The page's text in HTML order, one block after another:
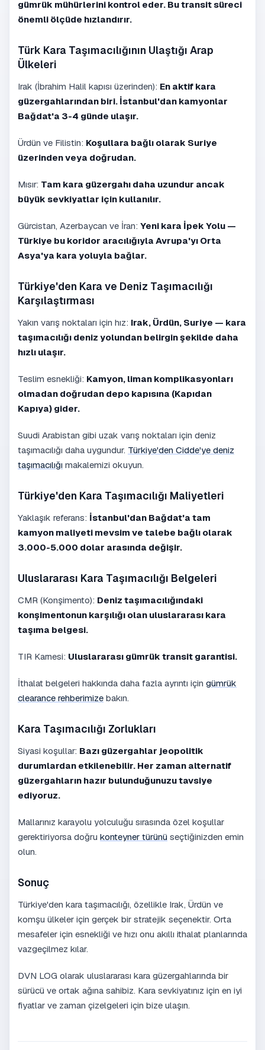
gümrük mühürlerini kontrol eder. Bu transit süreci
önemli ölçüde hızlandırır.
Türk Kara Taşımacılığının Ulaştığı Arap
Ülkeleri
Irak (İbrahim Halil kapısı üzerinden): En aktif kara
güzergahlarından biri. İstanbul'dan kamyonlar
Bağdat'a 3-4 günde ulaşır.
Ürdün ve Filistin: Koşullara bağlı olarak Suriye
üzerinden veya doğrudan.
Mısır: Tam kara güzergahı daha uzundur ancak
büyük sevkiyatlar için kullanılır.
Gürcistan, Azerbaycan ve İran: Yeni kara İpek Yolu —
Türkiye bu koridor aracılığıyla Avrupa'yı Orta
Asya'ya kara yoluyla bağlar.
Türkiye'den Kara ve Deniz Taşımacılığı
Karşılaştırması
Yakın varış noktaları için hız: Irak, Ürdün, Suriye — kara
taşımacılığı deniz yolundan belirgin şekilde daha
hızlı ulaşır.
Teslim esnekliği: Kamyon, liman komplikasyonları
olmadan doğrudan depo kapısına (Kapıdan
Kapıya) gider.
Suudi Arabistan gibi uzak varış noktaları için deniz
taşımacılığı daha uygundur. Türkiye'den Cidde'ye deniz
taşımacılığı makalemizi okuyun.
Türkiye'den Kara Taşımacılığı Maliyetleri
Yaklaşık referans: İstanbul'dan Bağdat'a tam
kamyon maliyeti mevsim ve talebe bağlı olarak
3.000-5.000 dolar arasında değişir.
Uluslararası Kara Taşımacılığı Belgeleri
CMR (Konşimento): Deniz taşımacılığındaki
konşimentonun karşılığı olan uluslararası kara
taşıma belgesi.
TIR Karnesi: Uluslararası gümrük transit garantisi.
İthalat belgeleri hakkında daha fazla ayrıntı için gümrük
clearance rehberimize bakın.
Kara Taşımacılığı Zorlukları
Siyasi koşullar: Bazı güzergahlar jeopolitik
durumlardan etkilenebilir. Her zaman alternatif
güzergahların hazır bulunduğunuzu tavsiye
ediyoruz.
Mallarınız karayolu yolculuğu sırasında özel koşullar
gerektiriyorsa doğru konteyner türünü seçtiğinizden emin
olun.
Sonuç
Türkiye'den kara taşımacılığı, özellikle Irak, Ürdün ve
komşu ülkeler için gerçek bir stratejik seçenektir. Orta
mesafeler için esnekliği ve hızı onu akıllı ithalat planlarında
vazgeçilmez kılar.
DVN LOG olarak uluslararası kara güzergahlarında bir
sürücü ve ortak ağına sahibiz. Kara sevkiyatınız için en iyi
fiyatlar ve zaman çizelgeleri için bize ulaşın.